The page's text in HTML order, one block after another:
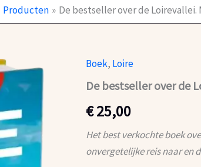
Producten De bestseller over de
Boek, Loire
De bestseller over de
€25,00
Het best verkochte boek
onvergetelijke reis naar en
De
over
Loirevallei.
gratis
luisterboek!
aantal